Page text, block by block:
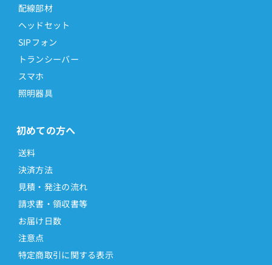
配線部材
ヘッドセット
SIPフォン
トランシーバー
スマホ
照明器具
初めての方へ
送料
決済方法
見積・発注の流れ
請求書・領収書等
お届け日数
注意点
特定商取引に関する表示